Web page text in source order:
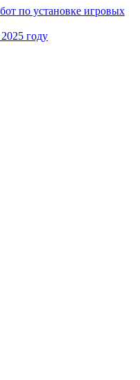
по установке игровых
году